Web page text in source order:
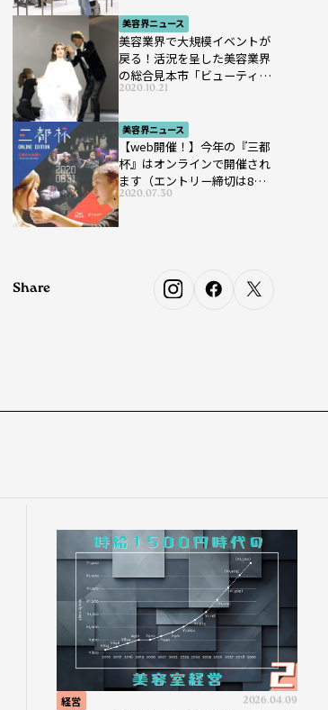
美容界ニュース
美容業界で大規模イベントが
戻る！活況を呈した美容業界
の総合見本市「ビューティー
ワールド ジャパン ウエス
ト」が開催
2020.10.21
美容界ニュース
【web開催！】今年の『三都
杯』はオンラインで開催され
ます（エントリー締切は8月7
日まで）
2020.07.30
Share
経営 2026.04.09